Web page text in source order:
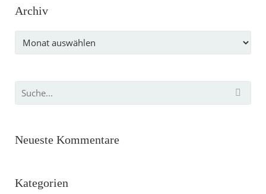
Archiv
Archiv
Neueste Kommentare
Kategorien